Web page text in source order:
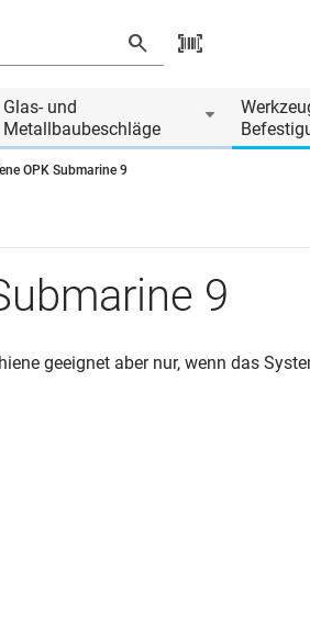
Glas- und
Metallbaubeschläge
OPK Submarine 9
9
geeignet aber nur, wenn das